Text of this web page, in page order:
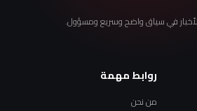
في سياق واضح وسريع ومسؤول.
روابط مهمة
من نحن